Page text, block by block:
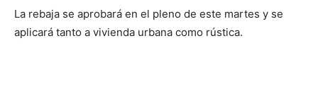
La rebaja se aprobará en el pleno de este martes y se
aplicará tanto a vivienda urbana como rústica.